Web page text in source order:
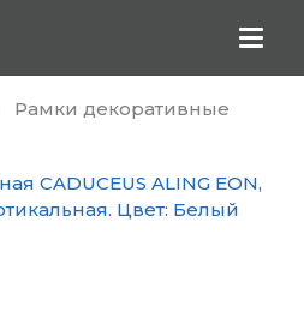
Рамки декоративные